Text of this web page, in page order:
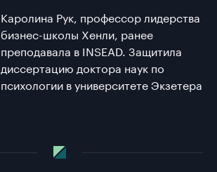
Каролина Рук, профессор лидерства
бизнес-школы Хенли, ранее
преподавала в INSEAD. Защитила
диссертацию доктора наук по
психологии в университете Экзетера